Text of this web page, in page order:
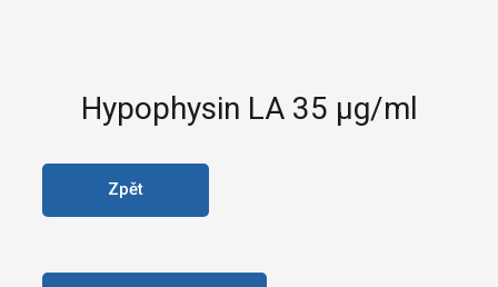
Hypophysin LA 35 μg/ml
Zpět